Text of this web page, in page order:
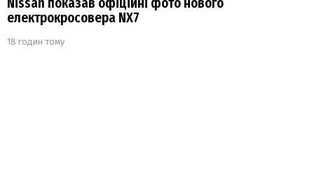
Nissan показав офіційні фото нового
електрокросовера NX7
18 годин тому